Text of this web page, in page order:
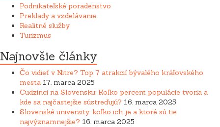
Podnikateľské poradenstvo
Preklady a vzdelávanie
Realitné služby
Turizmus
Najnovšie články
Čo vidieť v Nitre? Top 7 atrakcií bývalého kráľovského
mesta 17. marca 2025
Cudzinci na Slovensku: Koľko percent populácie tvoria a
kde sa najčastejšie sústreďujú? 16. marca 2025
Slovenské univerzity: koľko ich je a ktoré sú tie
najvýznamnejšie? 16. marca 2025